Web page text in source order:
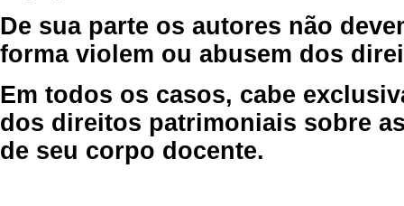
De sua parte os autores não
forma violem ou abusem dos
Em todos os casos, cabe
dos direitos patrimoniais sobre
de seu corpo docente.